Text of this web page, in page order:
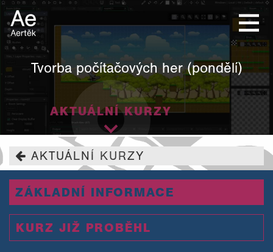
Tvorba počítačových her (pondělí)
AKTUÁLNÍ KURZY
AKTUÁLNÍ KURZY
ZÁKLADNÍ INFORMACE
KURZ JIŽ PROBĚHL